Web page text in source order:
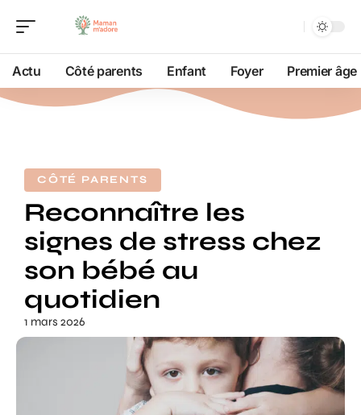
Actu Côté parents Enfant Foyer Premier âge
CÔTÉ PARENTS
Reconnaître les
signes de stress chez
son bébé au
quotidien
1 mars 2026